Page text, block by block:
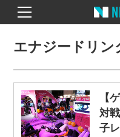
エナジードリン
【
対
子